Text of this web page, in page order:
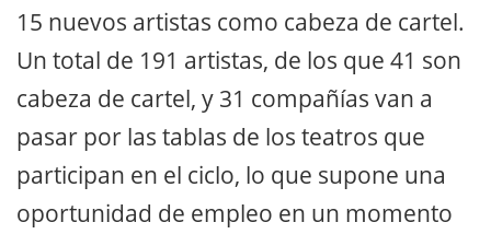
15 nuevos artistas como cabeza de cartel.
Un total de 191 artistas, de los que 41 son
cabeza de cartel, y 31 compañías van a
pasar por las tablas de los teatros que
participan en el ciclo, lo que supone una
oportunidad de empleo en un momento